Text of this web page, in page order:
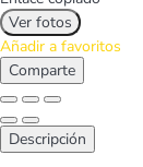
Ver fotos
Añadir a favoritos
Comparte
Descripción